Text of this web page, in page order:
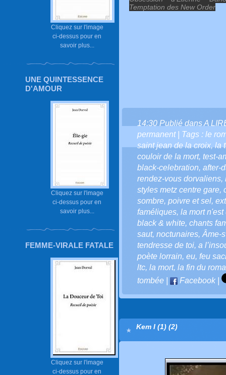
Cliquez sur l'image
ci-dessus pour en
savoir plus...
UNE QUINTESSENCE
D'AMOUR
Cliquez sur l'image
ci-dessus pour en
savoir plus...
FEMME-VIRALE FATALE
Cliquez sur l'image
ci-dessus pour en
Temptation des New Order
14:30 Publié dansA
permanent| Tags : le
saint jean de la croix,la
couloir de la mort, test-
black-celebration, after-
rendez-vous dorvaliens,
styles metz centre gare,
sombre, poivre et sel,
faméliques, la mort n'est
black & white, chants
saut, noctunaires, Âme-
tendresse de toi, a
poète lorrain, eu, feu
ltc, la mort, la fin du
tombée
Facebook|
Kem I (1) (2)